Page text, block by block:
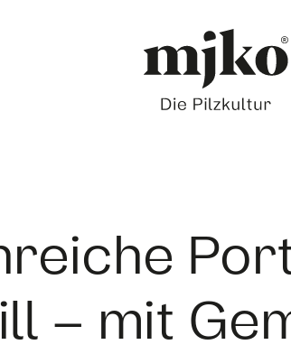
– mit